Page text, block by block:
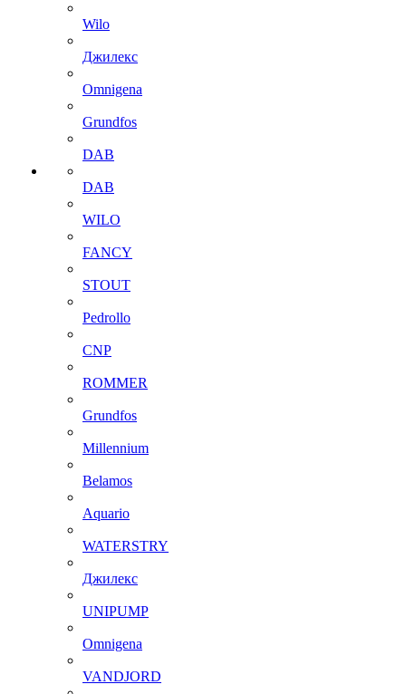
Wilo
Джилекс
Omnigena
Grundfos
DAB
DAB
WILO
FANCY
STOUT
Pedrollo
CNP
ROMMER
Grundfos
Millennium
Belamos
Aquario
WATERSTRY
Джилекс
UNIPUMP
Omnigena
VANDJORD